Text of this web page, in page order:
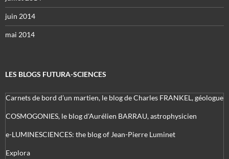
juin 2014
mai 2014
LES BLOGS FUTURA-SCIENCES
Carnets de bord d’un martien, le blog de Charles FRANKEL, géologue
COSMOGONIES, le blog d'Aurélien BARRAU, astrophysicien
e-LUMINESCIENCES: the blog of Jean-Pierre Luminet
Explora